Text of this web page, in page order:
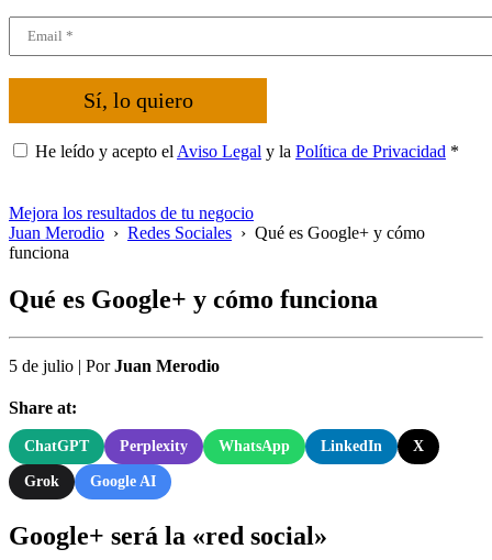
Sí, lo quiero
He leído y acepto el Aviso Legal y la Política de Privacidad *
Mejora los resultados de tu negocio
Juan Merodio › Redes Sociales › Qué es Google+ y cómo
funciona
Qué es Google+ y cómo funciona
5 de julio | PorJuan Merodio
Share at:
ChatGPT Perplexity WhatsApp LinkedIn X
Grok Google AI
Google+ será la «red social»